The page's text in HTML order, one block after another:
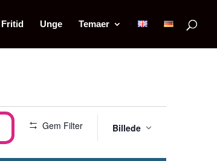
Fritid Unge Temaer
Gem Filter Billede